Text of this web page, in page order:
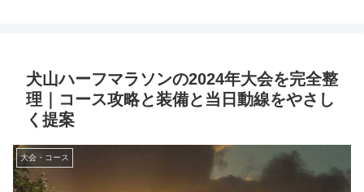
犬山ハーフマラソンの2024年大会を完全整
理｜コース攻略と装備と当日動線をやさし
く提案
大会・コース